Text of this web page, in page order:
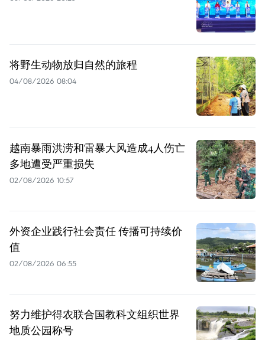
将野生动物放归自然的旅程
04/08/2026 08:04
越南暴雨洪涝和雷暴大风造成4人伤亡
多地遭受严重损失
02/08/2026 10:57
外资企业践行社会责任 传播可持续价
值
02/08/2026 06:55
努力维护得农联合国教科文组织世界
地质公园称号